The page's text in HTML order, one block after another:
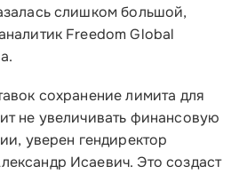
слишком большой,
Freedom Global
сохранение лимита для
не увеличивать финансовую
уверен гендиректор
Исаевич. Это создаст